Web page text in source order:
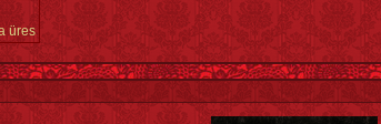
üres